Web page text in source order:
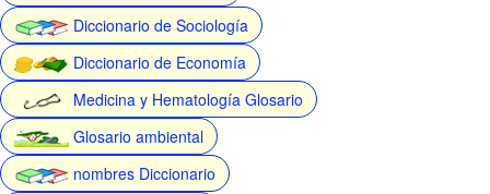
Diccionario de Sociología
Diccionario de Economía
Medicina y Hematología Glosario
Glosario ambiental
nombres Diccionario